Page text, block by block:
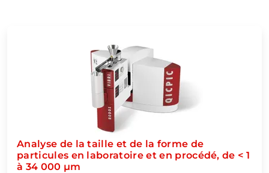
Analyse de la taille et de la forme de
particules en laboratoire et en procédé, de < 1
à 34 000 µm